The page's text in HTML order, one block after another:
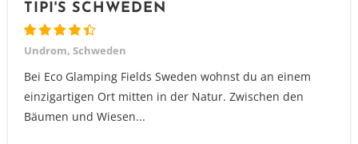
TIPI'S SCHWEDEN
Undrom, Schweden
Bei Eco Glamping Fields Sweden wohnst du an einem
einzigartigen Ort mitten in der Natur. Zwischen den
Bäumen und Wiesen...